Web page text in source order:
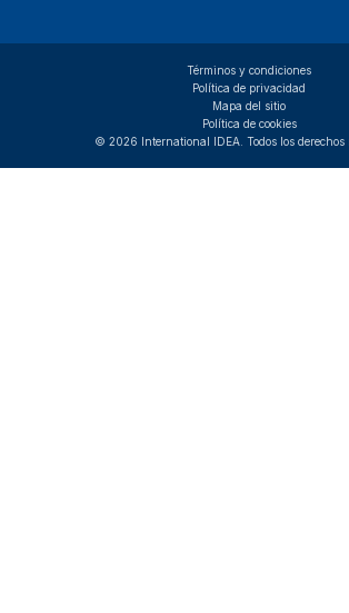
© 2026 International IDEA. Todos los derechos
Términos y condiciones
Política de privacidad
Mapa del sitio
Política de cookies